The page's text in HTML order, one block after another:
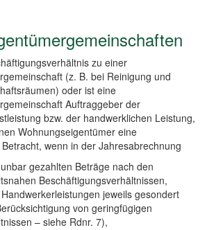
zu einer
(z. B. bei Reinigung und
oder ist eine
Auftraggeber der
bzw. der handwerklichen Leistung,
Wohnungseigentümer eine
wenn in der Jahresabrechnung
gezahlten Beträge nach den
Beschäftigungsverhältnissen,
jeweils gesondert
von geringfügigen
– siehe Rdnr. 7),